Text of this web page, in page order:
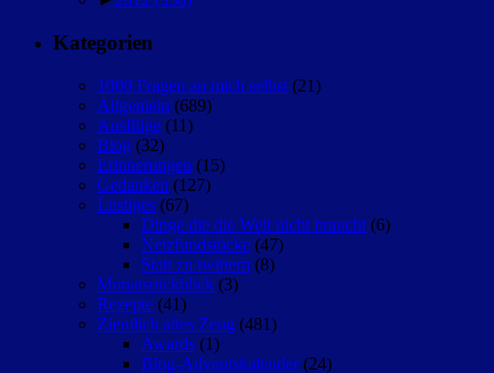
Kategorien
1000 Fragen an mich selbst (21)
Allgemein (689)
Ausflüge (11)
Blog (32)
Erinnerungen (15)
Gedanken (127)
Lustiges (67)
Dinge die die Welt nicht braucht (6)
Netzfundstücke (47)
Statt zu twittern (8)
Monatsrückblick (3)
Rezepte (41)
Ziemlich altes Zeug (481)
Awards (1)
Blog-Adventskalender (24)